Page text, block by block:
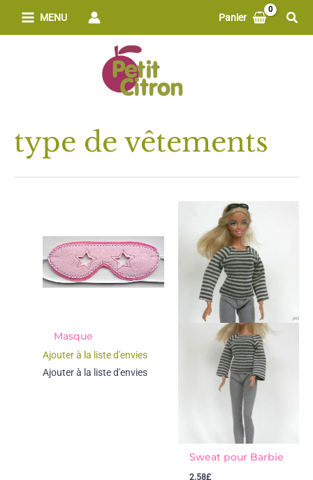
MENU Panier
type de vêtements
Masque
Ajouter à la liste d'envies
Ajouter à la liste d'envies
Sweat pour Barbie
2.58£